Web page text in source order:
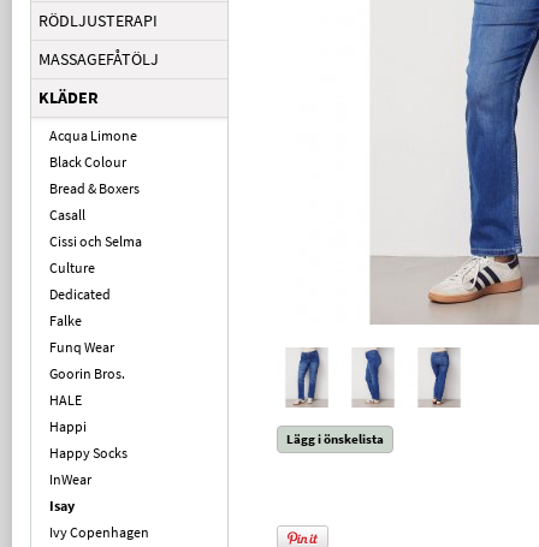
RÖDLJUSTERAPI
MASSAGEFÅTÖLJ
KLÄDER
Acqua Limone
Black Colour
Bread & Boxers
Casall
Cissi och Selma
Culture
Dedicated
Falke
Funq Wear
Goorin Bros.
HALE
Happi
Happy Socks
InWear
Isay
Ivy Copenhagen
Lägg i önskelista